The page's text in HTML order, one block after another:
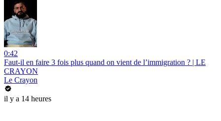
0:42
Faut-il en faire 3 fois plus quand on vient de l’immigration ? | LE
CRAYON
Le Crayon
il y a 14 heures